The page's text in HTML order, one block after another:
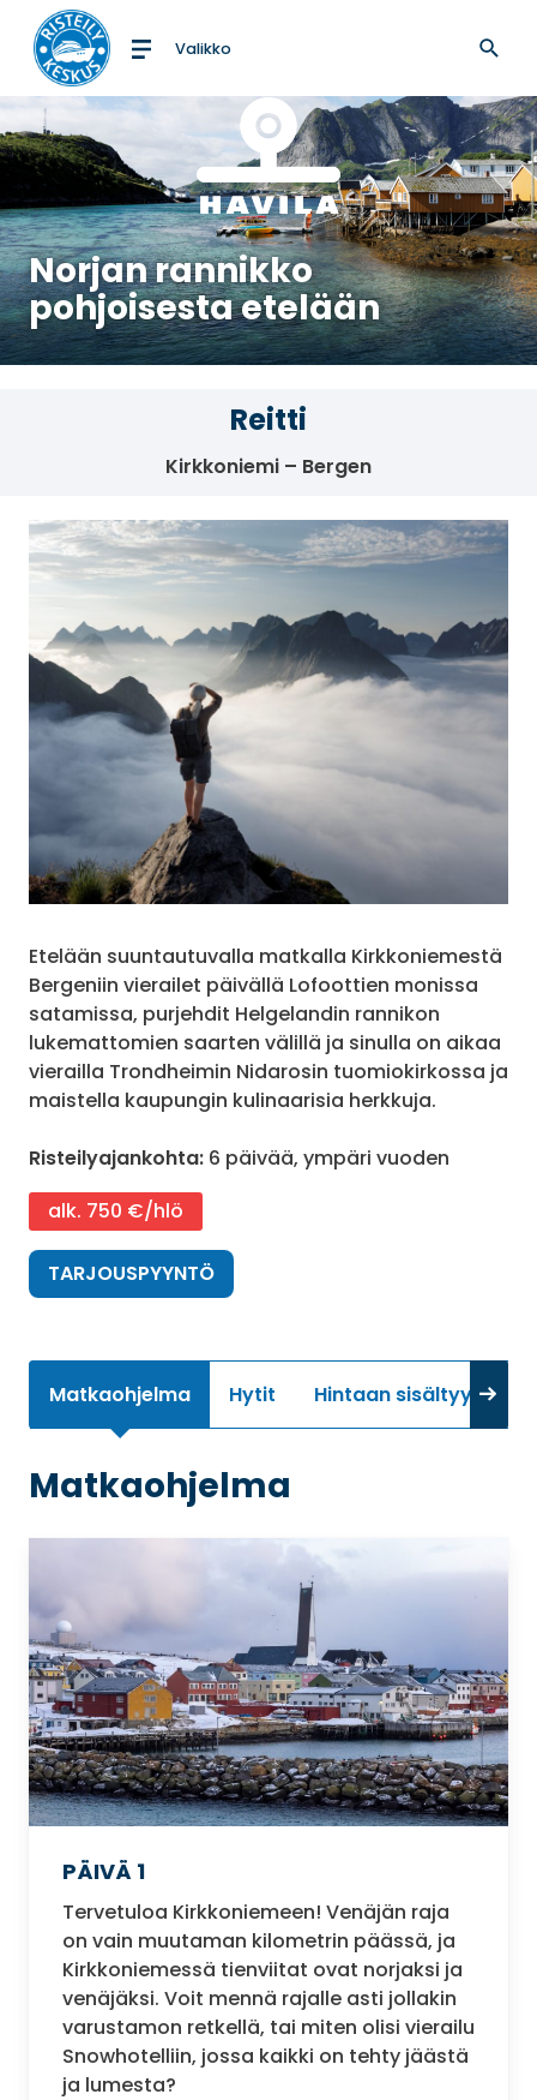
Etusivulle
Valikko
Norjan rannikko
pohjoisesta etelään
Reitti
Kirkkoniemi – Bergen
Etelään suuntautuvalla matkalla Kirkkoniemestä
Bergeniin vierailet päivällä Lofoottien monissa
satamissa, purjehdit Helgelandin rannikon
lukemattomien saarten välillä ja sinulla on aikaa
vierailla Trondheimin Nidarosin tuomiokirkossa ja
maistella kaupungin kulinaarisia herkkuja.
Risteilyajankohta: 6 päivää, ympäri vuoden
alk. 750 €/hlö
TARJOUSPYYNTÖ
Matkaohjelma Hytit Hintaan sisältyy
Matkaohjelma
PÄIVÄ 1
Tervetuloa Kirkkoniemeen! Venäjän raja
on vain muutaman kilometrin päässä, ja
Kirkkoniemessä tienviitat ovat norjaksi ja
venäjäksi. Voit mennä rajalle asti jollakin
varustamon retkellä, tai miten olisi vierailu
Snowhotelliin, jossa kaikki on tehty jäästä
ja lumesta?